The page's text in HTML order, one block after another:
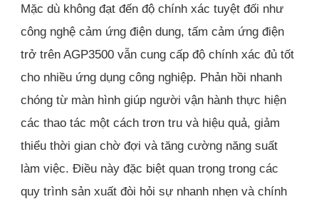
Mặc dù không đạt đến độ chính xác tuyệt đối như
công nghệ cảm ứng điện dung, tấm cảm ứng điện
trở trên AGP3500 vẫn cung cấp độ chính xác đủ tốt
cho nhiều ứng dụng công nghiệp. Phản hồi nhanh
chóng từ màn hình giúp người vận hành thực hiện
các thao tác một cách trơn tru và hiệu quả, giảm
thiểu thời gian chờ đợi và tăng cường năng suất
làm việc. Điều này đặc biệt quan trọng trong các
quy trình sản xuất đòi hỏi sự nhanh nhẹn và chính